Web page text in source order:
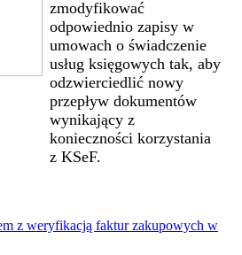
zmodyfikować
odpowiednio zapisy w
umowach o świadczenie
usług księgowych tak, aby
odzwierciedlić nowy
przepływ dokumentów
wynikający z
konieczności korzystania
z KSeF.
z weryfikacją faktur zakupowych w